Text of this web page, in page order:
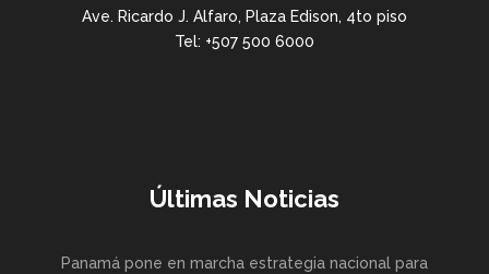
Ave. Ricardo J. Alfaro, Plaza Edison, 4to piso
Tel: +507 500 6000
Últimas Noticias
Panamá pone en marcha estrategia nacional para